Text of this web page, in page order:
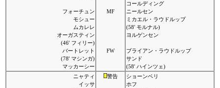
フォーチュン
モシュー
ムカレレ
オーガスティン
(46' フィリー)
バートレット
(78' マシンガ)
マッカーシー
MF
FW
コールディング
ニールセン
ミカエル・ラウドルップ
(58' モルナル)
ヨルゲンセン
ブライアン・ラウドルップ
サンド
(58' ハインツェ)
ニャティ
イッサ
警告
ショーンベリ
ホフ